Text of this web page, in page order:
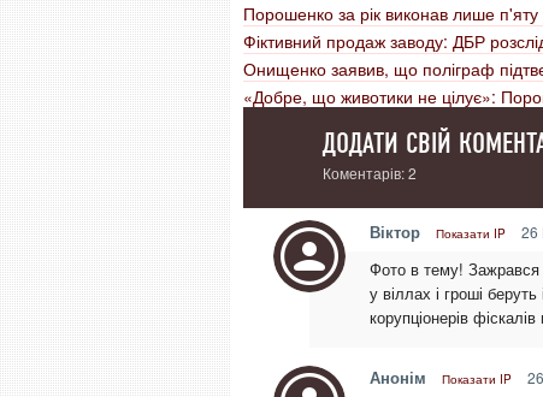
Порошенко за рік виконав лише п'яту
Фіктивний продаж заводу: ДБР
Онищенко заявив, що поліграф
«Добре, що животики не цілує»:
ДОДАТИ СВІЙ
Коментарів: 2
Віктор Показати IP 26
Фото в тему! Зажрався
у віллах і гроші
корупціонерів
Анонім Показати IP